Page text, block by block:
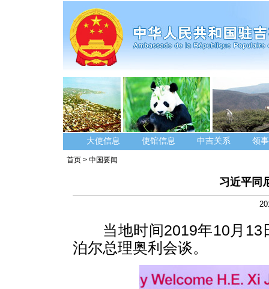
大使信息 使馆信息 中吉关系 领
首页 > 中国要闻
习近平同
当地时间2019年10月13
泊尔总理奥利会谈。